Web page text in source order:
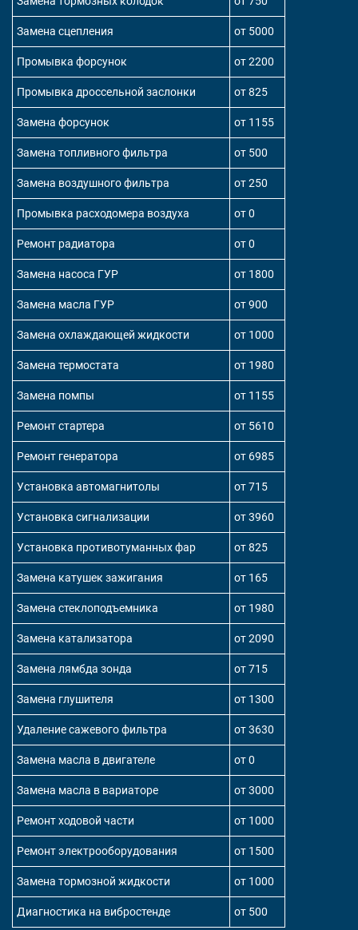
Замена сцепления от 5000
Промывка форсунок от 2200
Промывка дроссельной заслонки от 825
Замена форсунок от 1155
Замена топливного фильтра от 500
Замена воздушного фильтра от 250
Промывка расходомера воздуха от 0
Ремонт радиатора от 0
Замена насоса ГУР от 1800
Замена масла ГУР от 900
Замена охлаждающей жидкости от 1000
Замена термостата от 1980
Замена помпы от 1155
Ремонт стартера от 5610
Ремонт генератора от 6985
Установка автомагнитолы от 715
Установка сигнализации от 3960
Установка противотуманных фар от 825
Замена катушек зажигания от 165
Замена стеклоподъемника от 1980
Замена катализатора от 2090
Замена лямбда зонда от 715
Замена глушителя от 1300
Удаление сажевого фильтра от 3630
Замена масла в двигателе от 0
Замена масла в вариаторе от 3000
Ремонт ходовой части от 1000
Ремонт электрооборудования от 1500
Замена тормозной жидкости от 1000
Диагностика на вибростенде от 500